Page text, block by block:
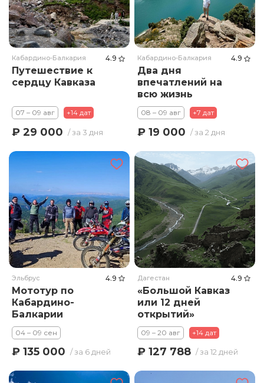
Кабардино-Балкария 4.9
Путешествие к
сердцу Кавказа
07 – 09 авг +14 дат
₽ 29 000 / за 3 дня
Кабардино-Балкария 4.9
Два дня
впечатлений на
всю жизнь
08 – 09 авг +7 дат
₽ 19 000 / за 2 дня
Эльбрус 4.9
Мототур по
Кабардино-
Балкарии
04 – 09 сен
₽ 135 000 / за 6 дней
Дагестан 4.9
«Большой Кавказ
или 12 дней
открытий»
09 – 20 авг +14 дат
₽ 127 788 / за 12 дней